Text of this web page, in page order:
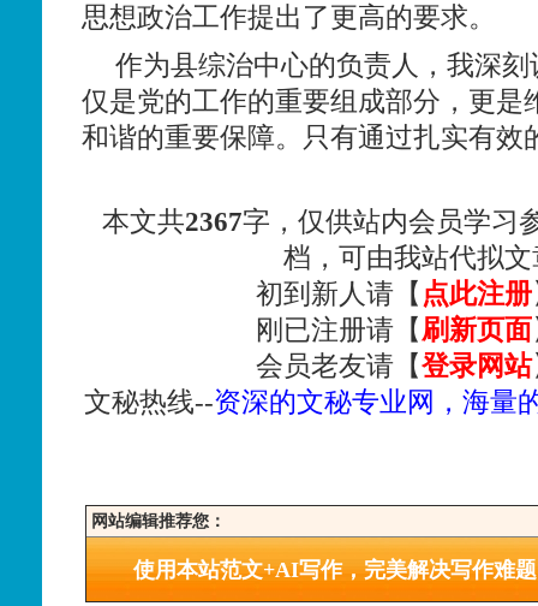
思想政治工作提出了更高的要求。
作为县综治中心的负责人，我深
仅是党的工作的重要组成部分，更是
和谐的重要保障。只有通过扎实
本文共2367字，仅供站内会员学习
档，可由我站代拟
初到新人请【 点此注册
刚已注册请【 刷新页面
会员老友请【登录网站
文秘热线--资深的文秘专业网，海量
网站编辑推荐您：
使用本站范文+AI写作，完美解决写作难